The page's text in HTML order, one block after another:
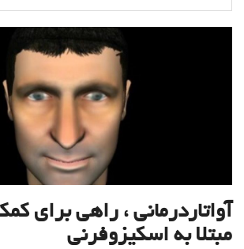
آواتاردرمانی ، راهی برای
مبتلا به اسکیزوفرنی